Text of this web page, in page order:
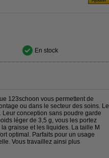
En stock
123schoon vous permettent de
ou dans le secteur des soins. Le
conception sans poudre garde
léger de 3,5 g, vous les portez
graisse et les liquides. La taille M
optimal. Parfaits pour un usage
Vous travaillez ainsi plus